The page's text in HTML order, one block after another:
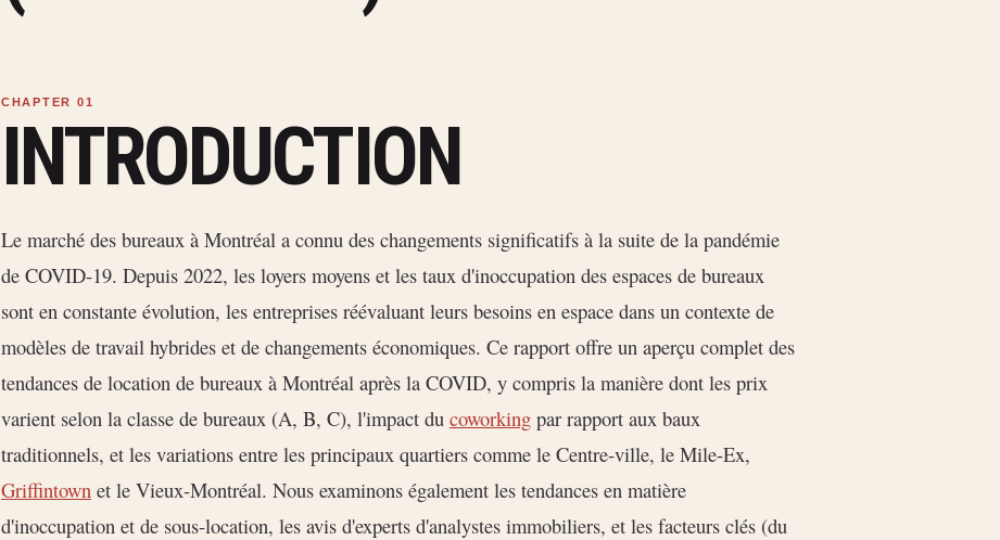
INTRODUCTION
Le marché des bureaux à Montréal a connu des changements significatifs à la suite de la pandémie
de COVID-19. Depuis 2022, les loyers moyens et les taux d'inoccupation des espaces de bureaux
sont en constante évolution, les entreprises réévaluant leurs besoins en espace dans un contexte de
modèles de travail hybrides et de changements économiques. Ce rapport offre un aperçu complet des
tendances de location de bureaux à Montréal après la COVID, y compris la manière dont les prix
varient selon la classe de bureaux (A, B, C), l'impact du coworking par rapport aux baux
traditionnels, et les variations entre les principaux quartiers comme le Centre-ville, le Mile-Ex,
Griffintown et le Vieux-Montréal. Nous examinons également les tendances en matière
d'inoccupation et de sous-location, les avis d'experts d'analystes immobiliers, et les facteurs clés (du